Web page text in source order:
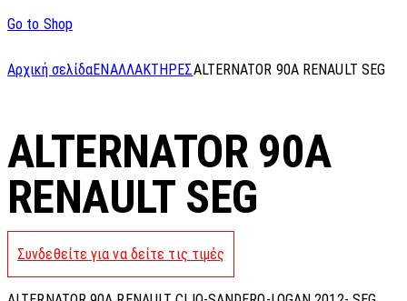
Go to Shop
Αρχική σελίδαΕΝΑΛΛΑΚΤΗΡΕΣALTERNATOR 90A RENAULT SEG
ALTERNATOR 90A
RENAULT SEG
Συνδεθείτε για να δείτε τις τιμές